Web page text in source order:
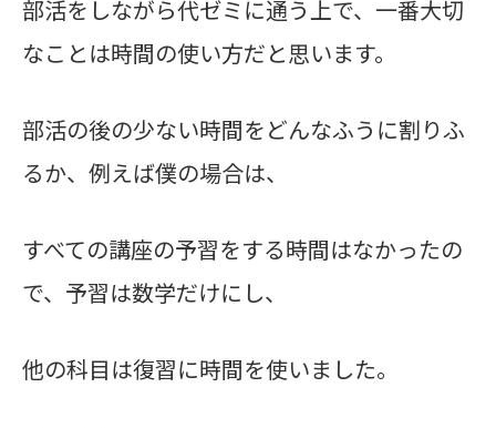
部活をしながら代ゼミに通う上で、一番大切
なことは時間の使い方だと思います。
部活の後の少ない時間をどんなふうに割りふ
るか、例えば僕の場合は、
すべての講座の予習をする時間はなかったの
で、予習は数学だけにし、
他の科目は復習に時間を使いました。